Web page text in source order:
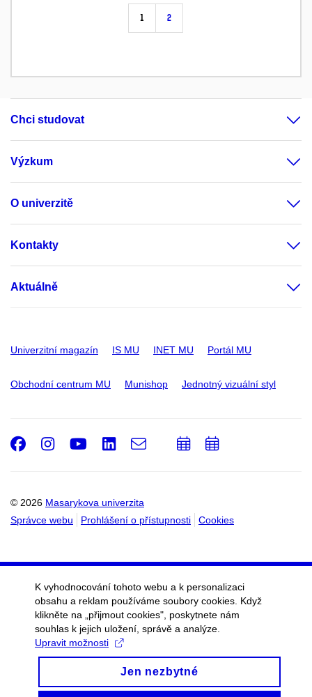
1 2
Chci studovat
Výzkum
O univerzitě
Kontakty
Aktuálně
Univerzitní magazín IS MU INET MU Portál MU
Obchodní centrum MU Munishop Jednotný vizuální styl
© 2026 Masarykova univerzita
Správce webu
Prohlášení o přístupnosti Cookies
Facebook
Instagram
Youtube
LinkedIn
e-
PřidatPřidat
K vyhodnocování tohoto webu a k personalizaci
obsahu a reklam používáme soubory cookies. Když
klikněte na „přijmout cookies", poskytnete nám
souhlas k jejich uložení, správě a analýze.
Upravit možnosti
Jen nezbytné